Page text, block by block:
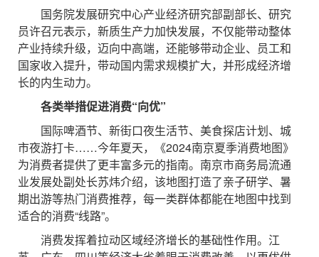
国务院发展研究中心产业经济研究部副部长、研究
员许召元表示，新质生产力加快发展，不仅能带动整体
产业持续升级，迈向中高端，还能够带动企业、员工和
国家收入提升，带动国内需求规模扩大，并形成经济增
长的内生动力。
各类举措促进消费“向优”
国际啤酒节、新街口夜生活节、美食探店计划、城
市夜游打卡……今年夏天，《2024南京夏季消费地图》
为消费者提供了更丰富多元的指南。南京市商务局流通
业发展处副处长苏炜介绍，该地图打造了亲子研学、暑
期出游等热门消费推荐，每一类群体都能在地图中找到
适合的消费“线路”。
消费发挥着拉动区域经济增长的基础性作用。江